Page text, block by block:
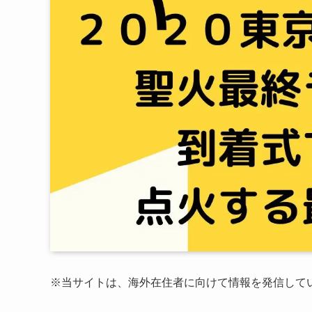
※当サイトは、海外在住者に向けて情報を発信して